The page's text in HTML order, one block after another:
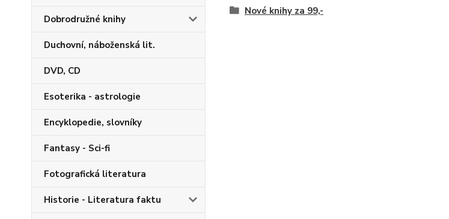
Dobrodružné knihy
Duchovní, náboženská lit.
DVD, CD
Esoterika - astrologie
Encyklopedie, slovníky
Fantasy - Sci-fi
Fotografická literatura
Historie - Literatura faktu
Nové knihy za 99,-